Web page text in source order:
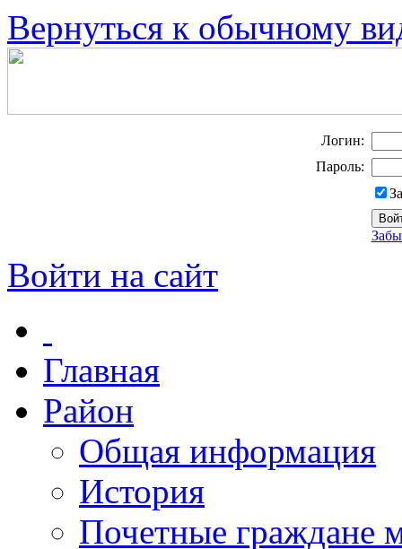
Вернуться к обычному
Логин:
Пароль:
Войти на сайт
Главная
Район
Общая информация
История
Почетные граждане